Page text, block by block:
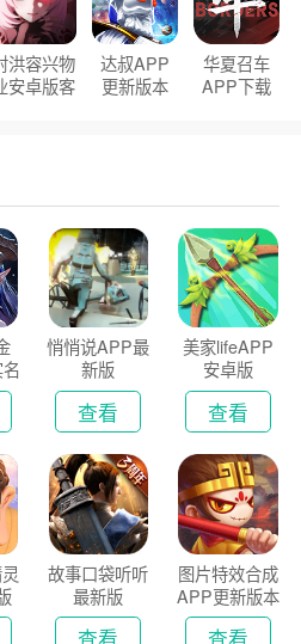
洪容兴物
安卓版客
达叔APP
更新版本
华夏召车
APP下载
悄悄说APP最
新版
查看
美家lifeAPP
安卓版
查看
故事口袋听听
最新版
查看
图片特效合成
APP更新版本
2026
查看